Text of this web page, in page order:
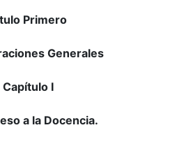
Primero
Generales
Capítulo I
a la Docencia.